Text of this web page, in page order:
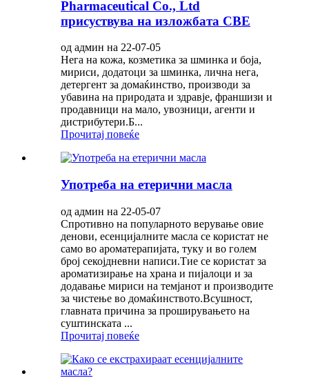
Pharmaceutical Co., Ltd
присуствува на изложбата CBE
од админ на 22-07-05
Нега на кожа, козметика за шминка и боја,
мириси, додатоци за шминка, лична нега,
детергент за домаќинство, производи за
убавина на природата и здравје, франшизи и
продавници на мало, увозници, агенти и
дистрибутери.Б...
Прочитај повеќе
Употреба на етерични масла
од админ на 22-05-07
Спротивно на популарното верување овие
денови, есенцијалните масла се користат не
само во ароматерапијата, туку и во голем
број секојдневни написи.Тие се користат за
ароматизирање на храна и пијалоци и за
додавање мириси на темјанот и производите
за чистење во домаќинството.Всушност,
главната причина за проширувањето на
суштинската ...
Прочитај повеќе